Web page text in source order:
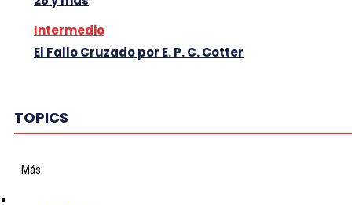
Intermedio
El Fallo Cruzado por E. P. C. Cotter
TOPICS
Más